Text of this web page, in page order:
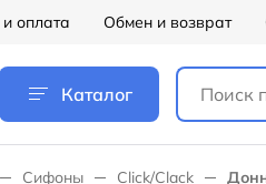
оплата Обмен и возврат
Каталог
Сифоны Click/Clack